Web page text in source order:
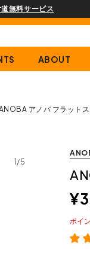
道無料サービス
ABOUT
アノバ フラット
1/5
¥
ポイ